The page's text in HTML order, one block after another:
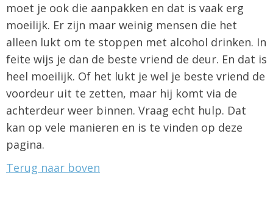
moet je ook die aanpakken en dat is vaak erg
moeilijk. Er zijn maar weinig mensen die het
alleen lukt om te stoppen met alcohol drinken. In
feite wijs je dan de beste vriend de deur. En dat is
heel moeilijk. Of het lukt je wel je beste vriend de
voordeur uit te zetten, maar hij komt via de
achterdeur weer binnen. Vraag echt hulp. Dat
kan op vele manieren en is te vinden op deze
pagina.
Terug naar boven